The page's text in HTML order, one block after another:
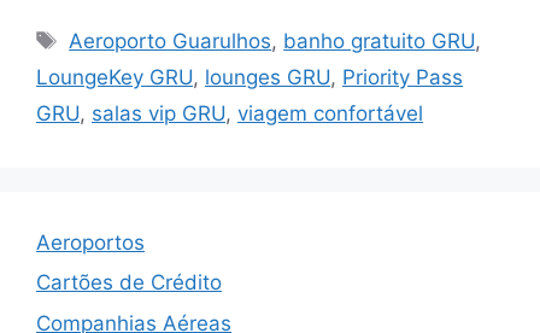
Tags
Aeroporto Guarulhos, banho gratuito GRU,
LoungeKey GRU, lounges GRU, Priority Pass
GRU, salas vip GRU, viagem confortável
Aeroportos
Cartões de Crédito
Companhias Aéreas